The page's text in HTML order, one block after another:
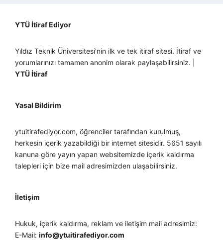
YTÜ İtiraf Ediyor
Yıldız Teknik Üniversitesi'nin ilk ve tek itiraf sitesi. İtiraf ve
yorumlarınızı tamamen anonim olarak paylaşabilirsiniz. |
YTÜ İtiraf
Yasal Bildirim
ytuitirafediyor.com, öğrenciler tarafından kurulmuş,
herkesin içerik yazabildiği bir internet sitesidir. 5651 sayılı
kanuna göre yayın yapan websitemizde içerik kaldırma
talepleri için bize mail adresimizden ulaşabilirsiniz.
İletişim
Hukuk, içerik kaldırma, reklam ve iletişim mail adresimiz:
E-Mail: info@ytuitirafediyor.com